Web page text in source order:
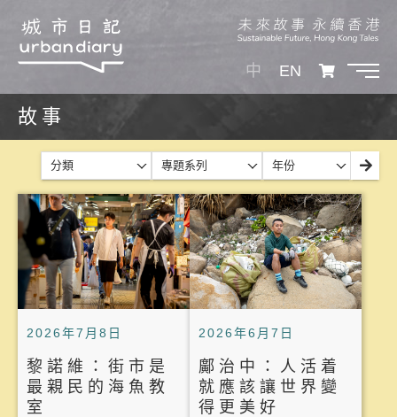
中 EN
故事
分類 專題系列 年份
2026年7月8日
黎諾維：街市是
最親民的海魚教
室
2026年6月7日
鄺治中：人活着
就應該讓世界變
得更美好